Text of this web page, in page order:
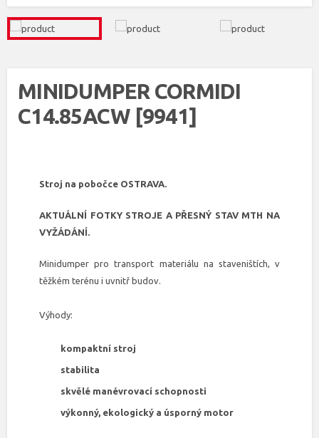
MINIDUMPER CORMIDI
C14.85ACW [9941]
Stroj na pobočce OSTRAVA.
AKTUÁLNÍ FOTKY STROJE A PŘESNÝ STAV MTH NA
VYŽÁDÁNÍ.
Minidumper pro transport materiálu na staveništích, v
těžkém terénu i uvnitř budov.
Výhody:
kompaktní stroj
stabilita
skvělé manévrovací schopnosti
výkonný, ekologický a úsporný motor